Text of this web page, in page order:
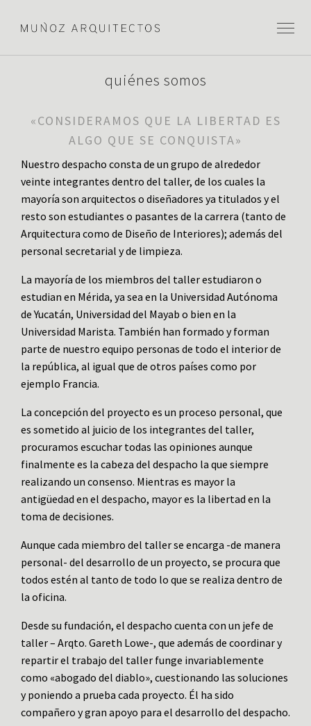
quiénes somos
«CONSIDERAMOS QUE LA LIBERTAD ES
ALGO QUE SE CONQUISTA»
Nuestro despacho consta de un grupo de alrededor
veinte integrantes dentro del taller, de los cuales la
mayoría son arquitectos o diseñadores ya titulados y el
resto son estudiantes o pasantes de la carrera (tanto de
Arquitectura como de Diseño de Interiores); además del
personal secretarial y de limpieza.
La mayoría de los miembros del taller estudiaron o
estudian en Mérida, ya sea en la Universidad Autónoma
de Yucatán, Universidad del Mayab o bien en la
Universidad Marista. También han formado y forman
parte de nuestro equipo personas de todo el interior de
la república, al igual que de otros países como por
ejemplo Francia.
La concepción del proyecto es un proceso personal, que
es sometido al juicio de los integrantes del taller,
procuramos escuchar todas las opiniones aunque
finalmente es la cabeza del despacho la que siempre
realizando un consenso. Mientras es mayor la
antigüedad en el despacho, mayor es la libertad en la
toma de decisiones.
Aunque cada miembro del taller se encarga -de manera
personal- del desarrollo de un proyecto, se procura que
todos estén al tanto de todo lo que se realiza dentro de
la oficina.
Desde su fundación, el despacho cuenta con un jefe de
taller – Arqto. Gareth Lowe-, que además de coordinar y
repartir el trabajo del taller funge invariablemente
como «abogado del diablo», cuestionando las soluciones
y poniendo a prueba cada proyecto. Él ha sido
compañero y gran apoyo para el desarrollo del despacho.